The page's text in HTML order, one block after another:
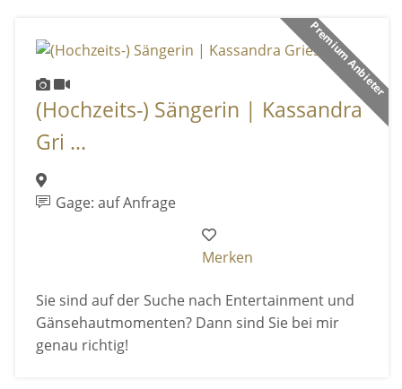
Premium Anbieter
(Hochzeits-) Sängerin | Kassandra
Gri ...
Gage: auf Anfrage
Merken
Sie sind auf der Suche nach Entertainment und
Gänsehautmomenten? Dann sind Sie bei mir
genau richtig!